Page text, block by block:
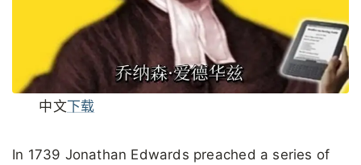
中文下载
In 1739 Jonathan Edwards preached a series of